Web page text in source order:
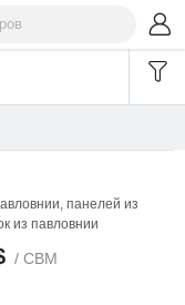
панелей из
из павловнии
/ CBM